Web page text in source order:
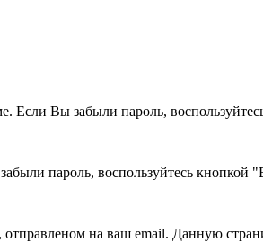
Если Вы забыли пароль,
пароль, воспользуйтесь кнопкой
отправленом на ваш email. Данную